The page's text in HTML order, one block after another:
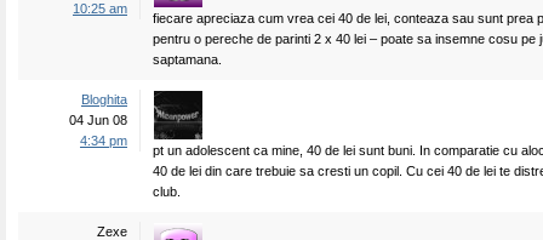
10:25 am
fiecare apreciaza cum vrea cei 40 de lei, conteaza sau sunt prea
pentru o pereche de parinti 2 x 40 lei – poate sa insemne cosu pe
saptamana.
Bloghita
04 Jun 08
4:34 pm
pt un adolescent ca mine, 40 de lei sunt buni. In comparatie cu
40 de lei din care trebuie sa cresti un copil. Cu cei 40 de lei te
club.
Zexe